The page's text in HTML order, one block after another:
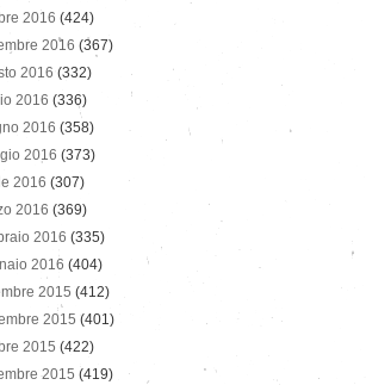
2016 (424)
2016 (367)
2016 (332)
2016 (336)
2016 (358)
2016 (373)
2016 (307)
2016 (369)
2016 (335)
2016 (404)
2015 (412)
2015 (401)
2015 (422)
2015 (419)